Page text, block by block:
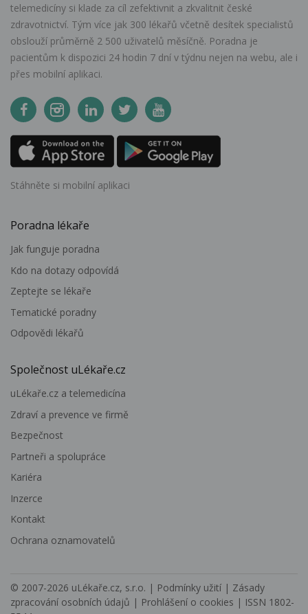
telemedicíny si klade za cíl zefektivnit a zkvalitnit české
zdravotnictví. Tým více jak 300 lékařů včetně desítek specialistů
obslouží průměrně 2 500 uživatelů měsíčně. Poradna je
pacientům k dispozici 24 hodin 7 dní v týdnu nejen na webu, ale i
přes mobilní aplikaci.
Stáhněte si mobilní aplikaci
Poradna lékaře
Jak funguje poradna
Kdo na dotazy odpovídá
Zeptejte se lékaře
Tematické poradny
Odpovědi lékařů
Společnost uLékaře.cz
uLékaře.cz a telemedicína
Zdraví a prevence ve firmě
Bezpečnost
Partneři a spolupráce
Kariéra
Inzerce
Kontakt
Ochrana oznamovatelů
© 2007-2026 uLékaře.cz, s.r.o. | Podmínky užití | Zásady
zpracování osobních údajů | Prohlášení o cookies | ISSN 1802-